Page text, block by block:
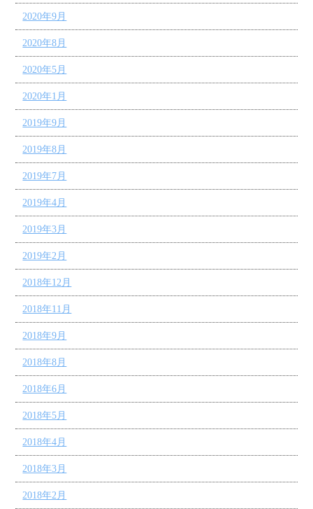
2020年9月
2020年8月
2020年5月
2020年1月
2019年9月
2019年8月
2019年7月
2019年4月
2019年3月
2019年2月
2018年12月
2018年11月
2018年9月
2018年8月
2018年6月
2018年5月
2018年4月
2018年3月
2018年2月